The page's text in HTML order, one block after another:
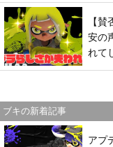
【
安の
れて
ブキの新着記事
アプ